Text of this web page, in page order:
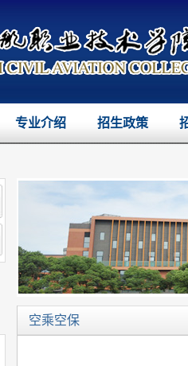
专业介绍 招生政策
空乘空保